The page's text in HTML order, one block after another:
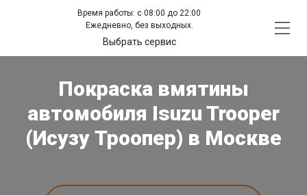
Время работы: с 08:00 до 22:00
Ежедневно, без выходных.
Выбрать сервис
Покраска вмятины
автомобиля Isuzu Trooper
(Исузу Троопер) в Москве